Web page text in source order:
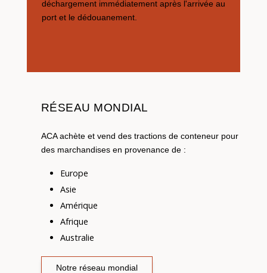
déchargement immédiatement après l'arrivée au
port et le dédouanement.
RÉSEAU MONDIAL
ACA achète et vend des tractions de conteneur pour
des marchandises en provenance de :
Europe
Asie
Amérique
Afrique
Australie
Notre réseau mondial